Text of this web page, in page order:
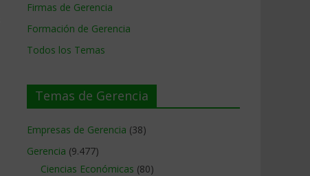
Firmas de Gerencia
Formación de Gerencia
Todos los Temas
Temas de Gerencia
Empresas de Gerencia (38)
Gerencia (9.477)
Ciencias Económicas (80)